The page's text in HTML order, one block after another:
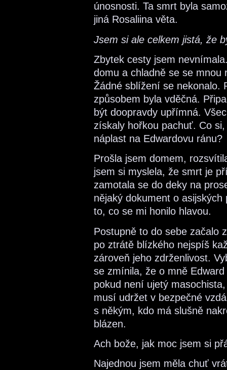
únosnosti. Ta smrt byla
jiná Rosaliina věta.
Jsem si ale celkem jistá, že
Zbytek cesty jsem
domu a chladně se se mnou
Žádné sblížení se nekonalo.
způsobem byla vděčná.
být doopravdy upřímná.
získaly hořkou pachuť. Co
náplast na Edwardovu ránu?
Prošla jsem domem,
jsem si myslela, že smrt je
zamotala se do deky na
nějaký dokument o
to, co se mi honilo hlavou.
Postupně to do sebe začalo
po ztrátě blízkého nejspíš
zároveň jeho zdrženlivost.
se zmínila, že o mně
pokud není ujetý
musí udržet v bezpečné
s někým, kdo má slušně
blázen.
Ach bože, jak moc jsem si
Najednou jsem měla chuť